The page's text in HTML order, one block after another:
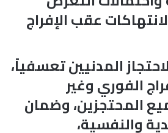
عقب الإفراج
المدنيين تعسفياً،
الفوري وغير
المحتجزين، وضمان
والنفسية،